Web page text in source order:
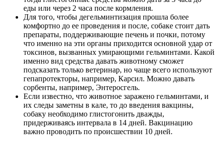
еды или через 2 часа после кормления.
Для того, чтобы дегельминтизация прошла более
комфортно до ее проведения и после, собаке стоит дать
препараты, поддерживающие печень и почки, потому
что именно на эти органы приходится основной удар от
токсинов, вызванных умирающими гельминтами. Какой
именно вид средства давать животному сможет
подсказать только ветеринар, но чаще всего используют
гепапротекторы, например, Карсил. Можно давать
сорбенты, например, Энтеросгель.
Если известно, что животное заражено гельминтами, и
их следы заметны в кале, то до введения вакцины,
собаку необходимо глистогонить дважды,
придерживаясь интервала в 14 дней. Вакцинацию
важно проводить по происшествии 10 дней.